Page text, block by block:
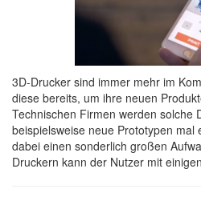
3D-Drucker sind immer mehr im
diese bereits, um ihre neuen
Technischen Firmen werden solche
beispielsweise neue Prototypen
dabei einen sonderlich großen
Druckern kann der Nutzer mit